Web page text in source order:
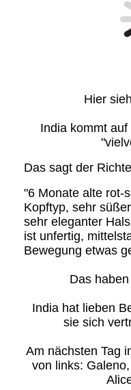
Hier
India kommt
Das sagt der
"6 Monate alte rot-
Kopftyp, sehr
sehr eleganter
ist unfertig,
Bewegung etwas
Das
India hat lieben
sie sich
Am nächsten Tag
von links: